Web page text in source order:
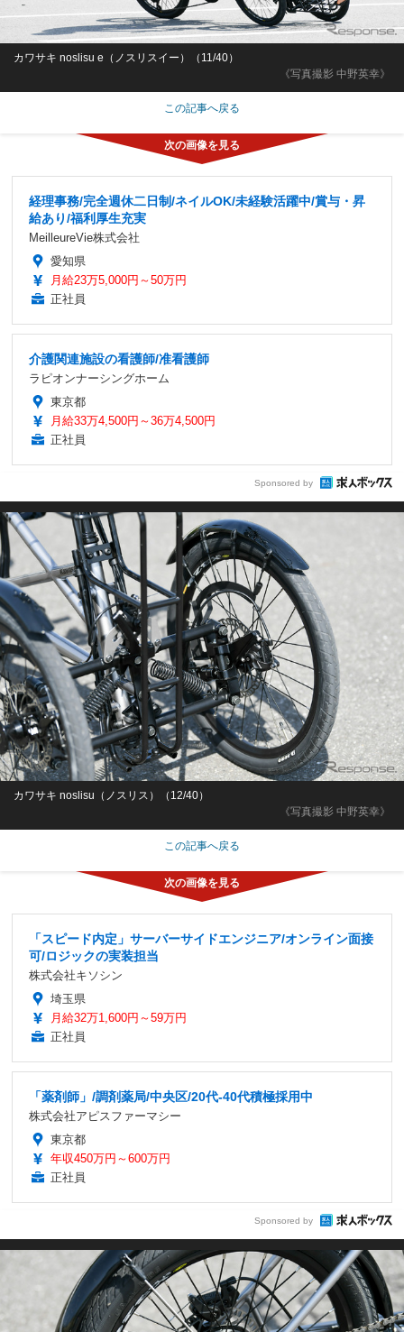
《写真撮影 中野英幸》
カワサキ noslisu e（ノスリスイー）（11/40）
この記事へ戻る
経理事務/完全週休二日制/ネイルOK/未経験活躍中/賞与・昇
給あり/福利厚生充実
MeilleureVie株式会社
愛知県
月給23万5,000円～50万円
正社員
介護関連施設の看護師/准看護師
ラピオンナーシングホーム
東京都
月給33万4,500円～36万4,500円
正社員
Sponsored by
《写真撮影 中野英幸》
カワサキ noslisu（ノスリス）（12/40）
この記事へ戻る
「スピード内定」サーバーサイドエンジニア/オンライン面接
可/ロジックの実装担当
株式会社キソシン
埼玉県
月給32万1,600円～59万円
正社員
「薬剤師」/調剤薬局/中央区/20代-40代積極採用中
株式会社アピスファーマシー
東京都
年収450万円～600万円
正社員
Sponsored by